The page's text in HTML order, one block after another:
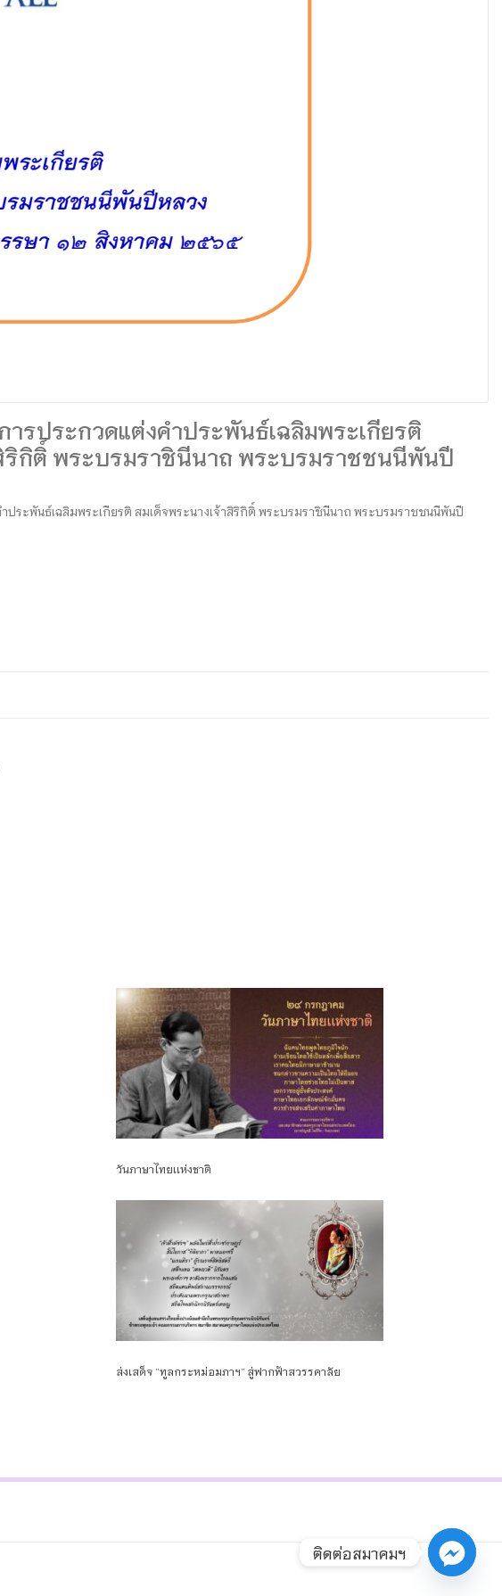
ารประกวดแต่งคำประพันธ์เฉลิมพระเกียรติ
ริกิติ์ พระบรมราชินีนาถ พระบรมราชชนนีพันปี
ประพันธ์เฉลิมพระเกียรติ สมเด็จพระนางเจ้าสิริกิติ์ พระบรมราชินีนาถ พระบรมราชชนนีพันปี
วันภาษาไทยเเห่งชาติ
ส่งเสด็จ “ทูลกระหม่อมภาฯ” สู่ฟากฟ้าสวรรคาลัย
ติดต่อสมาคมฯ